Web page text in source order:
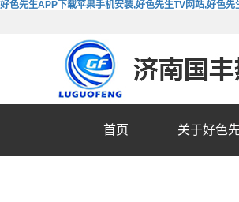
好色先生APP下载苹果手机安装,好色先生TV网站,好色
首页 关于好色